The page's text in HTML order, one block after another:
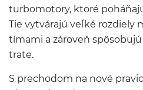
turbomotory, ktoré
Tie vytvárajú veľké rozdiely
tímami a zároveň
trate.
S prechodom na nové